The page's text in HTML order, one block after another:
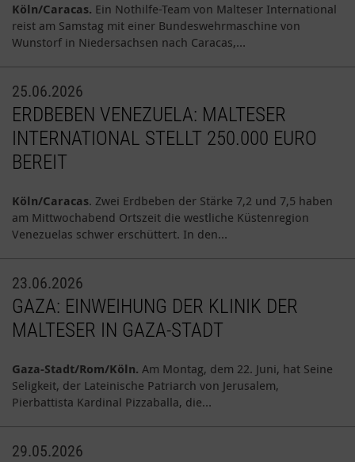
Köln/Caracas. Ein Nothilfe-Team von Malteser International
reist am Samstag mit einer Bundeswehrmaschine von
Wunstorf in Niedersachsen nach Caracas,…
25.06.2026
ERDBEBEN VENEZUELA: MALTESER
INTERNATIONAL STELLT 250.000 EURO
BEREIT
Köln/Caracas. Zwei Erdbeben der Stärke 7,2 und 7,5 haben
am Mittwochabend Ortszeit die westliche Küstenregion
Venezuelas schwer erschüttert. In den…
23.06.2026
GAZA: EINWEIHUNG DER KLINIK DER
MALTESER IN GAZA-STADT
Gaza-Stadt/Rom/Köln. Am Montag, dem 22. Juni, hat Seine
Seligkeit, der Lateinische Patriarch von Jerusalem,
Pierbattista Kardinal Pizzaballa, die…
29.05.2026